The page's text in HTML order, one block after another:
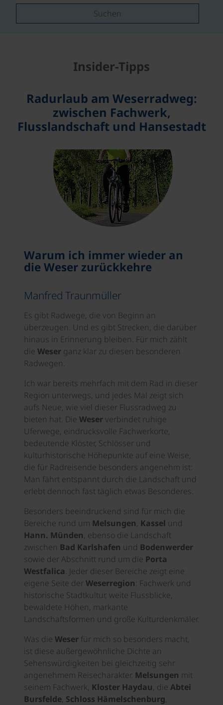
Suchen
Insider-Tipps
Radurlaub am Weserradweg:
zwischen Fachwerk,
Flusslandschaft und Hansestadt
Warum ich immer wieder an
die Weser zurückkehre
Manfred Traunmüller
Es gibt Radwege, die von Beginn an
überzeugen. Und es gibt Strecken, die darüber
hinaus in Erinnerung bleiben. Für mich zählt
die Weser ganz klar zu diesen besonderen
Radwegen.
Ich war bereits mehrfach mit dem Rad in dieser
Region unterwegs, und jedes Mal zeigt sich
aufs Neue, wie viel dieser Flussradweg zu
bieten hat. Die Weserverbindet ruhige
Uferwege, eindrucksvolle Fachwerkorte,
bedeutende Klöster, Schlösser und
kulturhistorische Höhepunkte auf eine Weise,
die für Radreisende besonders angenehm ist:
Man fährt entspannt durch die Landschaft und
erlebt dennoch fast täglich etwas Besonderes.
Besonders beeindruckend sind für mich die
Bereiche rund um Melsungen, Kassel und
Hann. Münden, ebenso die Landschaft
zwischen Bad Karlshafen und Bodenwerder
sowie der Abschnitt rund um die Porta
Westfalica. Jeder dieser Bereiche zeigt eine
eigene Seite der Weserregion: Fachwerk und
historische Stadtkultur, weite Flussblicke,
bewaldete Höhen, markante
Landschaftsformen und große Kulturdenkmäler.
Was die Weser für mich so besonders macht,
ist diese außergewöhnliche Dichte an
Sehenswürdigkeiten bei gleichzeitig sehr
angenehmem Reisecharakter. Melsungen mit
seinem Fachwerk, Kloster Haydau, die Abtei
Bursfelde, Schloss Hämelschenburg,